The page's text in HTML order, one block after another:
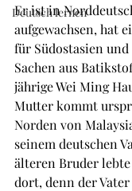
Deutsch lernen
Er ist in
aufgewachsen, hat
für Südostasien
Sachen aus
jährige Wei Ming
Mutter kommt
Norden von
seinem deutschen
älteren Bruder
dort, denn der